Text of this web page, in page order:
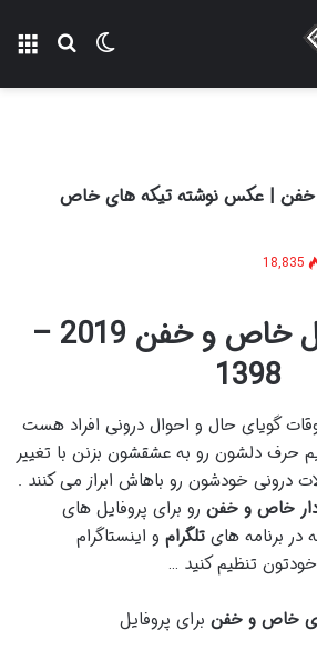
تغییر پوسته
| عکس نوشته تیکه های خاص
18,835
عکس پروفایل خاص و خفن 2019 –
1398
گویای حال و احوال درونی افراد هست
حرف دلشون رو به عشقشون بزنن با تغییر
درونی خودشون رو باهاش ابراز می کنند .
خاص و خفن رو برای پروفایل های
در برنامه های تلگرام و اینستاگرام
تنظیم کنید …
خاص و خفن برای پروفایل